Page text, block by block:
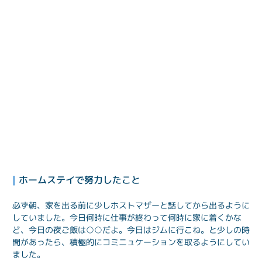
| ホームステイで努力したこと
必ず朝、家を出る前に少しホストマザーと話してから出るように
していました。今日何時に仕事が終わって何時に家に着くかな
ど、今日の夜ご飯は○○だよ。今日はジムに行こね。と少しの時
間があったら、積極的にコミニュケーションを取るようにしてい
ました。